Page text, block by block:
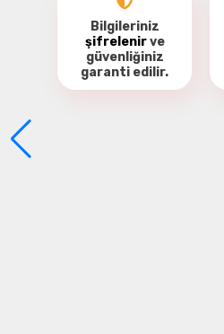
Bilgileriniz
şifrelenirve
güvenliğiniz
garanti edilir.